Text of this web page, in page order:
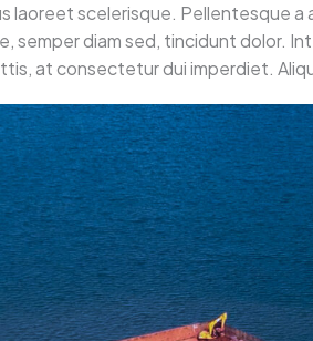
scelerisque. Pellentesque a
semper diam sed, tincidunt dolor.
at consectetur dui imperdiet.